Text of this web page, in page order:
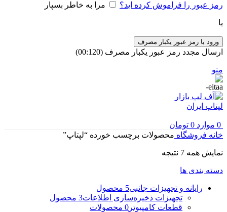
رمز عبور را فراموش کرده اید؟ مرا به خاطر بسپار
یا
ورود با رمز عبور یکبار مصرف
ارسال مجدد رمز عبور یکبار مصرف (00:
120
)
منو
0 موارد 0 تومان
خانه فروشگاه محصولات برچسب خورده “لپتاپ”
نمایش همه 7 نتیجه
دسته بندی ها
رایانه و تجهیزات جانبی5 محصول
تجهیزات ذخیره‌سازی اطلاعات3 محصول
قطعات کامپیوتر 0 محصولات